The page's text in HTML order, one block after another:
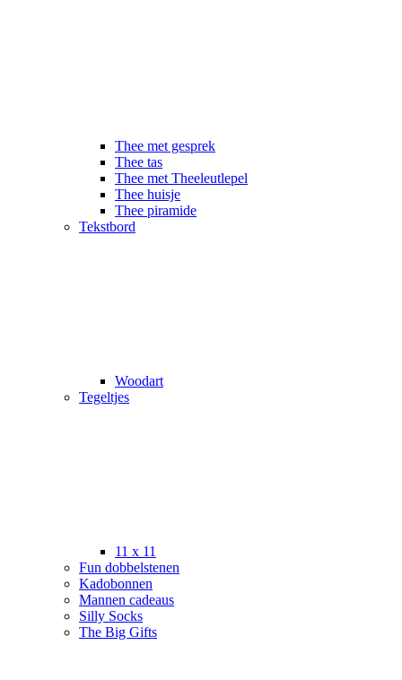
Thee met gesprek
Thee tas
Thee met Theeleutlepel
Thee huisje
Thee piramide
Tekstbord
Woodart
Tegeltjes
11 x 11
Fun dobbelstenen
Kadobonnen
Mannen cadeaus
Silly Socks
The Big Gifts